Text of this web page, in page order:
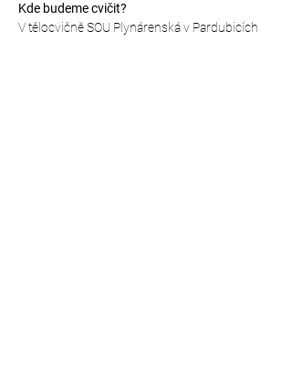
Kde budeme cvičit?
V tělocvičně SOU Plynárenská v Pardubicích